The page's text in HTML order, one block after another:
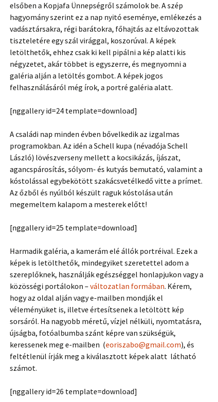
elsőben a Kopjafa Ünnepségről számolok be. A szép
hagyomány szerint ez a nap nyitó eseménye, emlékezés a
vadásztársakra, régi barátokra, főhajtás az eltávozottak
tiszteletére egy szál virággal, koszorúval. A képek
letölthetők, ehhez csak ki kell pipálni a kép alatti kis
négyzetet, akár többet is egyszerre, és megnyomni a
galéria alján a letöltés gombot. A képek jogos
felhasználásáról még írok, a portré galéria alatt.
[nggallery id=24 template=download]
A családi nap minden évben bővelkedik az izgalmas
programokban. Az idén a Schell kupa (névadója Schell
László) lövészverseny mellett a kocsikázás, íjászat,
agancspárosítás, sólyom- és kutyás bemutató, valamint a
kóstolással egybekötött szakácsvetélkedő vitte a prímet.
Az őzből és nyúlból készült raguk kóstolása után
megemeltem kalapom a mesterek előtt!
[nggallery id=25 template=download]
Harmadik galéria, a kamerám elé állók portréival. Ezek a
képek is letölthetők, mindegyiket szeretettel adom a
szereplőknek, használják egészséggel honlapjukon vagy a
közösségi portálokon – változatlan formában. Kérem,
hogy az oldal alján vagy e-mailben mondják el
véleményüket is, illetve értesítsenek a letöltött kép
sorsáról. Ha nagyobb méretű, vízjel nélküli, nyomtatásra,
újságba, fotóalbumba szánt képre van szükségük,
keressenek meg e-mailben (eoriszabo@gmail.com), és
feltétlenül írják meg a kiválasztott képek alatt látható
számot.
[nggallery id=26 template=download]